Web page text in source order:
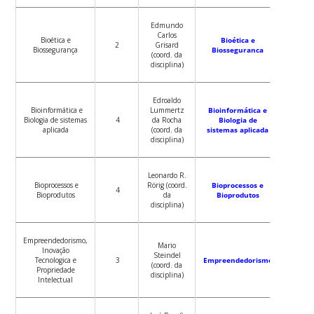
Bioética e
Biossegurança
2
Edmundo
Carlos
Grisard
(coord. da
disciplina)
Bioética e
Biosseguranca
Bioinformática e
Biologia de sistemas
aplicada
4
Edroaldo
Lummertz
da Rocha
(coord. da
disciplina)
Bioinformática e
Biologia de
sistemas aplicada
Bioprocessos e
Bioprodutos
4
Leonardo R.
Rörig (coord.
da
disciplina)
Bioprocessos e
Bioprodutos
Empreendedorismo,
Inovação
Tecnologica e
Propriedade
Intelectual
3
Mario
Steindel
(coord. da
disciplina)
Empreendedorismo